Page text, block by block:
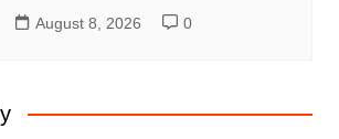
August 8, 2026 0